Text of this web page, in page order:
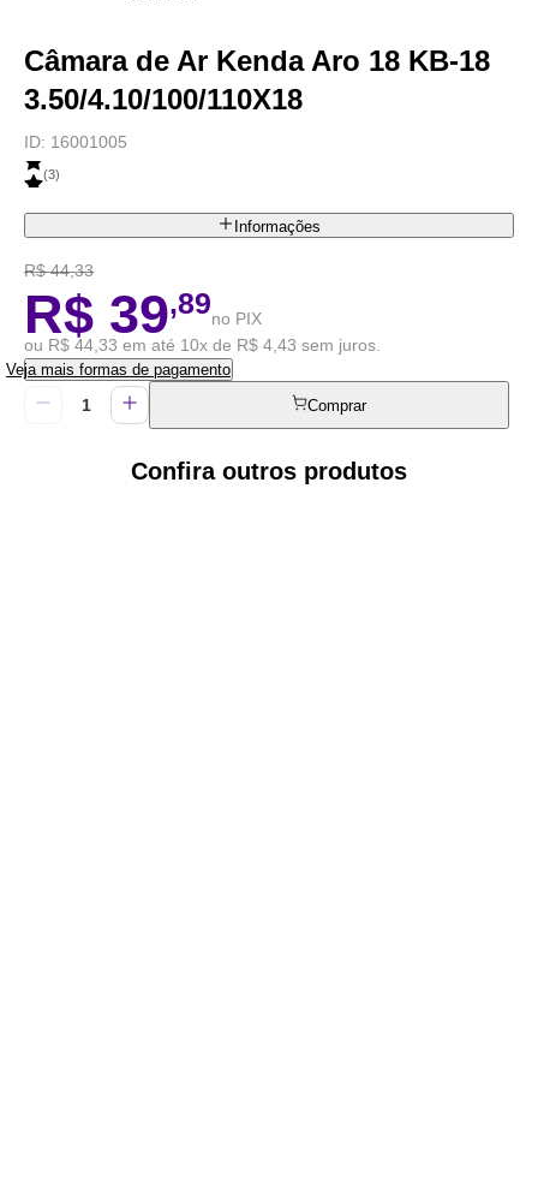
Câmara de Ar Kenda Aro 18 KB-18
3.50/4.10/100/110X18
ID: 16001005
(3)
Informações
R$ 44,33
R$ 39,89no PIX
ou R$ 44,33 em até 10x de R$ 4,43 sem juros.
Veja mais formas de pagamento
Comprar
Confira outros produtos